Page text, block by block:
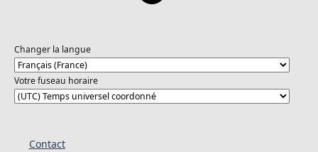
Changer la langue
Votre fuseau horaire
Contact